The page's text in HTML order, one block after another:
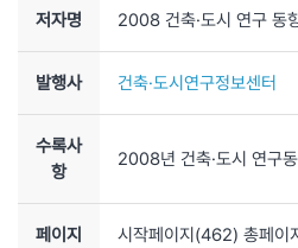
저자명 2008 건축·도시 연구 동
발행사 건축·도시연구정보센터
수록사
항
2008년 건축·도시 연구
페이지 시작페이지(462) 총페이